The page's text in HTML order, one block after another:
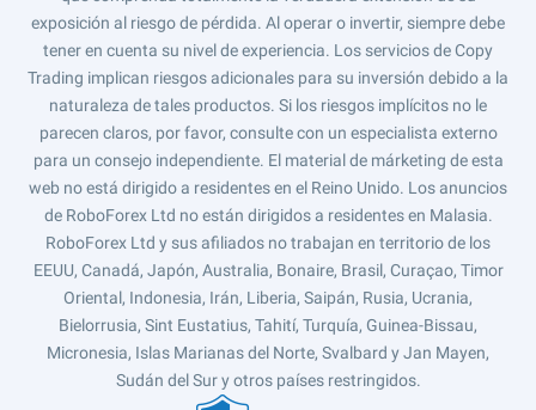
exposición al riesgo de pérdida. Al operar o invertir, siempre debe
tener en cuenta su nivel de experiencia. Los servicios de Copy
Trading implican riesgos adicionales para su inversión debido a la
naturaleza de tales productos. Si los riesgos implícitos no le
parecen claros, por favor, consulte con un especialista externo
para un consejo independiente. El material de márketing de esta
web no está dirigido a residentes en el Reino Unido. Los anuncios
de RoboForex Ltd no están dirigidos a residentes en Malasia.
RoboForex Ltd y sus afiliados no trabajan en territorio de los
EEUU, Canadá, Japón, Australia, Bonaire, Brasil, Curaçao, Timor
Oriental, Indonesia, Irán, Liberia, Saipán, Rusia, Ucrania,
Bielorrusia, Sint Eustatius, Tahití, Turquía, Guinea-Bissau,
Micronesia, Islas Marianas del Norte, Svalbard y Jan Mayen,
Sudán del Sur y otros países restringidos.